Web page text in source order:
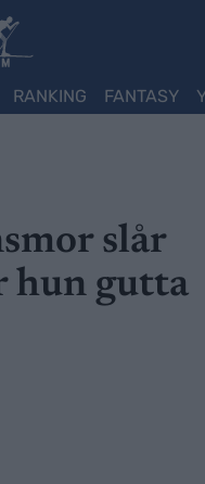
RANKING FANTASY
slår
hun gutta